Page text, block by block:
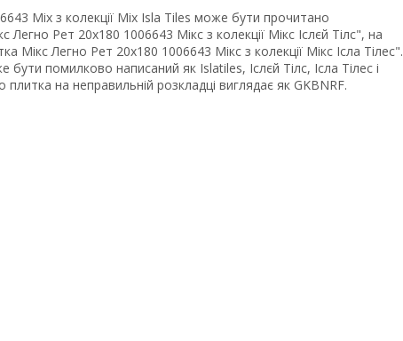
Mix з колекції Mix Isla Tiles може бути прочитано
Рет 20x180 1006643 Мікс з колекції Мікс Іслєй Тілс", на
Мікс Легно Рет 20x180 1006643 Мікс з колекції Мікс Ісла Тілес".
помилково написаний як Islatiles, Іслєй Тілс, Ісла Тілес і
на неправильній розкладці виглядає як GKBNRF.